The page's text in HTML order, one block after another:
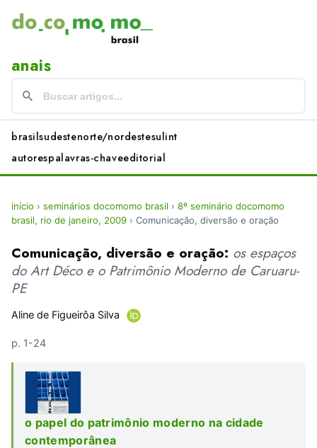
anais
brasilsudestenorte/nordestesulint
autorespalavras-chaveeditorial
início › seminários docomomo brasil › 8º seminário docomomo
brasil, rio de janeiro, 2009 › Comunicação, diversão e oração
Comunicação, diversão e oração: os espaços
do Art Déco e o Patrimônio Moderno de Caruaru-
PE
Aline de Figueirôa Silva
p. 1-24
o papel do patrimônio moderno na cidade
contemporânea